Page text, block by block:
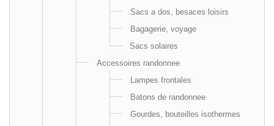
Sacs a dos, besaces loisirs
Bagagerie, voyage
Sacs solaires
Accessoires randonnee
Lampes frontales
Batons de randonnee
Gourdes, bouteilles isothermes